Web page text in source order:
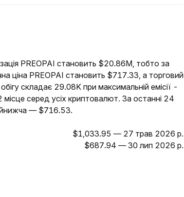
PREOPAI становить $20.86M, тобто за
ціна PREOPAI становить $717.33, а торговий
складає 29.08K при максимальній емісії -
серед усіх криптовалют. За останні 24
— $716.53.
$1,033.95 — 27 трав 2026 р.
$687.94 — 30 лип 2026 р.